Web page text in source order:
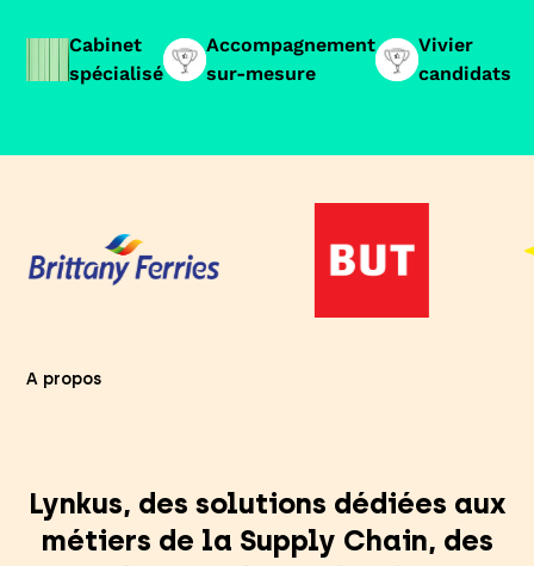
Cabinet
spécialisé
Accompagnement
sur-mesure
Vivier
candidats
A propos
Lynkus, des solutions dédiées aux
métiers de la Supply Chain, des